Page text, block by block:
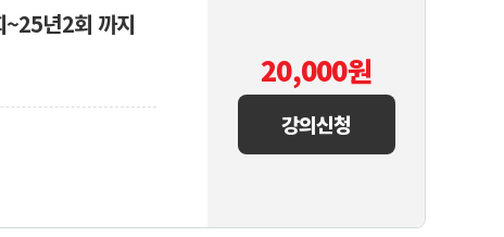
년2회 까지
20,000원
강의신청